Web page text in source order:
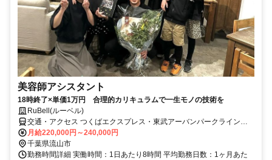
美容師アシスタント
18時終了×単価1万円 合理的カリキュラムで一生モノの技術を
RuBell(ルーベル)
交通・アクセス つくばエクスプレス・東武アーバンパークライン
「流山おおたかの森駅」より徒歩1分
月給220,000円～240,000円
千葉県流山市
勤務時間詳細 実働時間：1日あたり8時間 平均勤務日数：1ヶ月あた